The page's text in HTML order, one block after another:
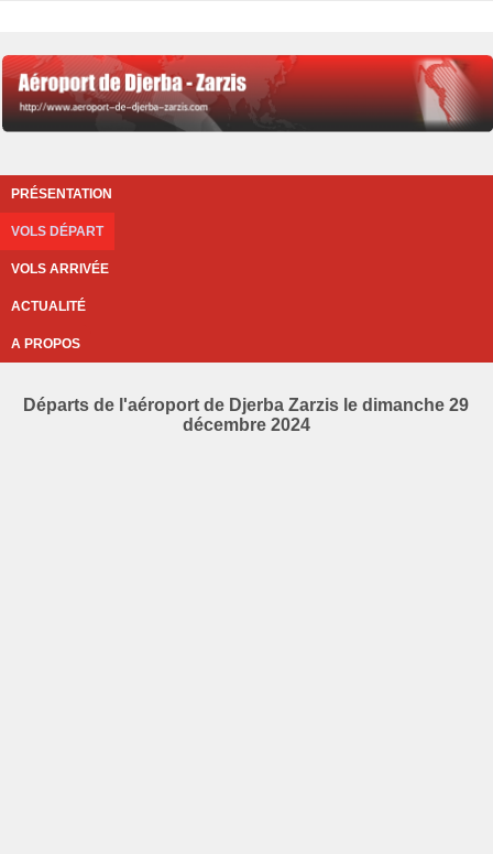
PRÉSENTATION
VOLS DÉPART
VOLS ARRIVÉE
ACTUALITÉ
A PROPOS
Départs de l'aéroport de Djerba Zarzis le dimanche 29
décembre 2024